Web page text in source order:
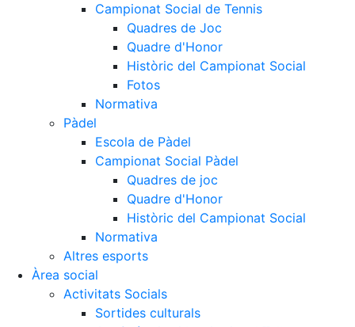
Campionat Social de Tennis
Quadres de Joc
Quadre d'Honor
Històric del Campionat Social
Fotos
Normativa
Pàdel
Escola de Pàdel
Campionat Social Pàdel
Quadres de joc
Quadre d'Honor
Històric del Campionat Social
Normativa
Altres esports
Àrea social
Activitats Socials
Sortides culturals